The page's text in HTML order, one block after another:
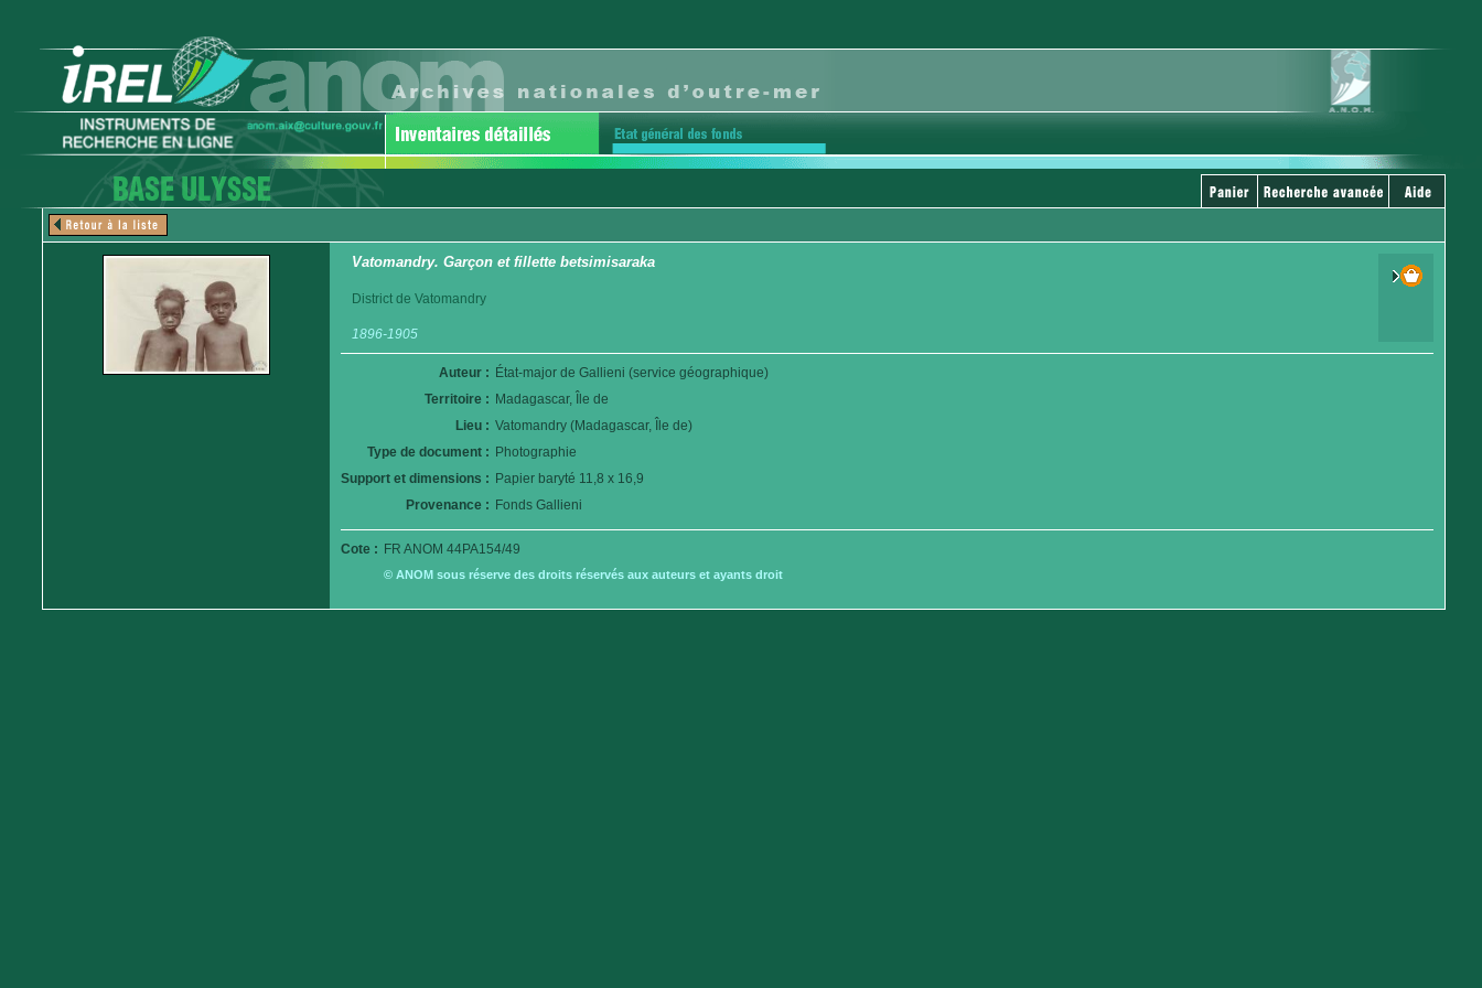
Vatomandry. Garçon et fillette betsimisaraka
District de Vatomandry
1896-1905
Auteur : État-major de Gallieni (service géographique)
Territoire : Madagascar, Île de
Lieu : Vatomandry (Madagascar, Île de)
Type de document : Photographie
Support et dimensions : Papier baryté 11,8 x 16,9
Provenance : Fonds Gallieni
Cote : FR ANOM 44PA154/49
© ANOM sous réserve des droits réservés aux auteurs et ayants droit